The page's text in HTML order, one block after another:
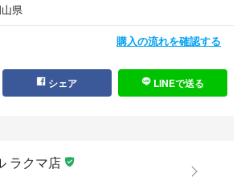
県
購入の流れを確認する
シェア LINEで送る
ラクマ店